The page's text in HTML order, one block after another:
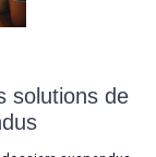
solutions de